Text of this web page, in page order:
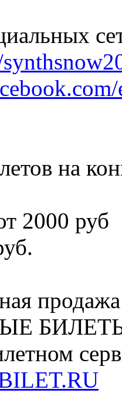
на
2000 руб
БИЛЕТЫ